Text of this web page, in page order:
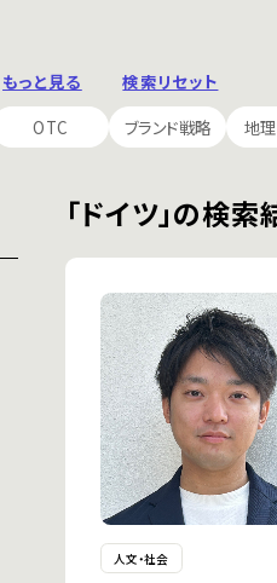
もっと見る
検索リセット
OTC ブランド戦略 地
「ドイツ」の検索
人文・社会